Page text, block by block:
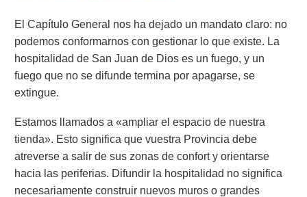
El Capítulo General nos ha dejado un mandato claro: no
podemos conformarnos con gestionar lo que existe. La
hospitalidad de San Juan de Dios es un fuego, y un
fuego que no se difunde termina por apagarse, se
extingue.
Estamos llamados a «ampliar el espacio de nuestra
tienda». Esto significa que vuestra Provincia debe
atreverse a salir de sus zonas de confort y orientarse
hacia las periferias. Difundir la hospitalidad no significa
necesariamente construir nuevos muros o grandes